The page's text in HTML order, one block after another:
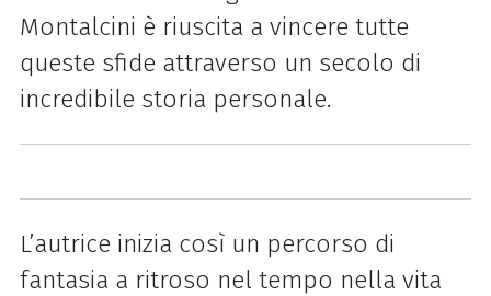
Montalcini è riuscita a vincere tutte
queste sfide attraverso un secolo di
incredibile storia personale.
L’autrice inizia così un percorso di
fantasia a ritroso nel tempo nella vita